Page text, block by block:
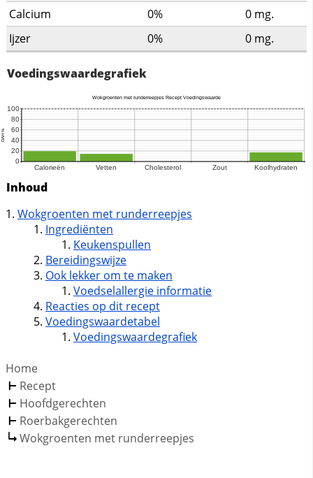
Calcium 0% 0 mg.
Ijzer
0% 0 mg.
Voedingswaardegrafiek
Inhoud
Wokgroenten met runderreepjes
Ingrediënten
Keukenspullen
Bereidingswijze
Ook lekker om te maken
Voedselallergie informatie
Reacties op dit recept
Voedingswaardetabel
Voedingswaardegrafiek
Home
Recept
Hoofdgerechten
Roerbakgerechten
Wokgroenten met runderreepjes